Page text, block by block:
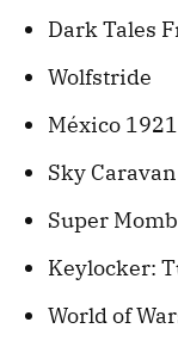
Dark Tales
Wolfstride
México
Sky Caravan
Super
Keylocker:
World of